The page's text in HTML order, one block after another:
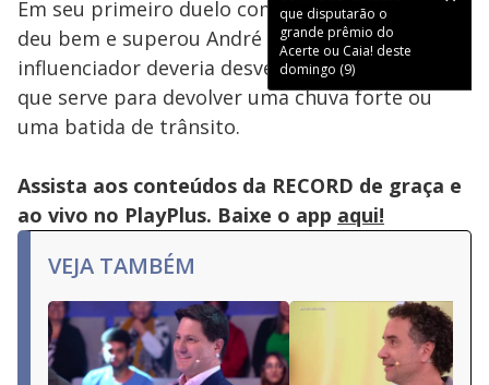
que disputarão o
grande prêmio do
Acerte ou Caia! deste
domingo (9)
Em seu primeiro duelo como líder , Nayara se
deu bem e superou André Coelho. O
influenciador deveria desvendar uma palavra
que serve para devolver uma chuva forte ou
uma batida de trânsito.
Assista aos conteúdos da RECORD de graça e
ao vivo no PlayPlus. Baixe o app aqui!
VEJA TAMBÉM